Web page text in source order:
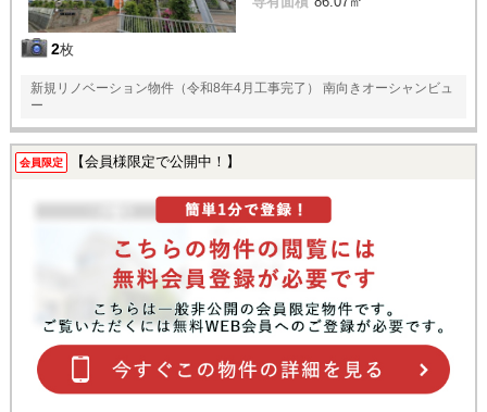
2枚
新規リノベーション物件（令和8年4月工事完了） 南向きオーシャンビュ
ー
会員限定 【会員様限定で公開中！】